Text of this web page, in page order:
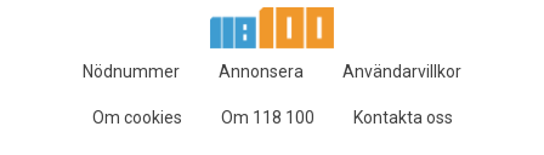
Nödnummer Annonsera Användarvillkor
Om cookies Om 118 100 Kontakta oss